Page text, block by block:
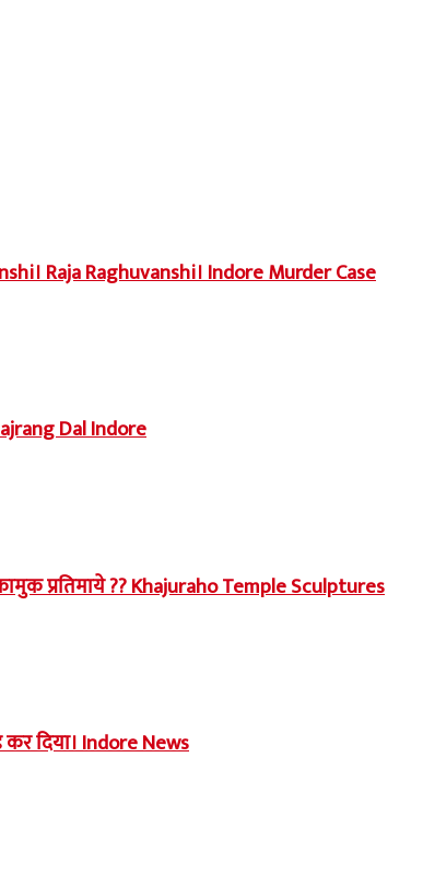
Raja Raghuvanshi। Indore Murder Case
Dal Indore
प्रतिमाये ?? Khajuraho Temple Sculptures
दिया। Indore News